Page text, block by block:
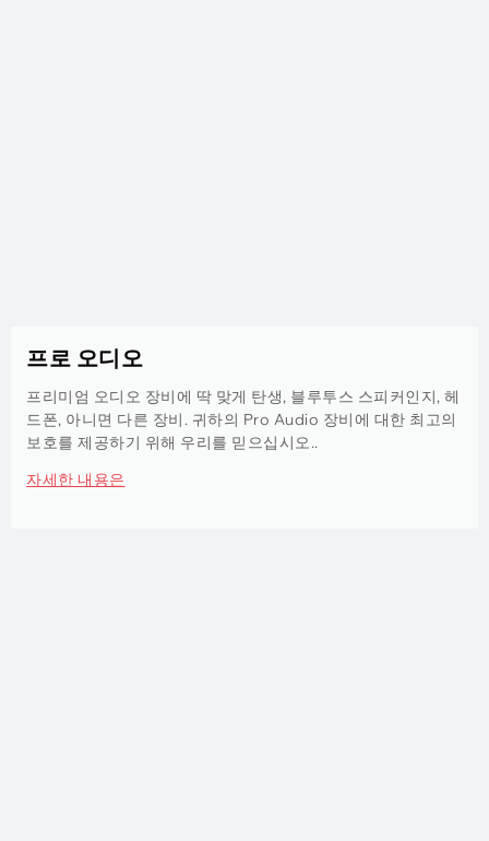
프로 오디오
프리미엄 오디오 장비에 딱 맞게 탄생, 블루투스 스피커인지, 헤
드폰, 아니면 다른 장비. 귀하의 Pro Audio 장비에 대한 최고의
보호를 제공하기 위해 우리를 믿으십시오..
자세한 내용은